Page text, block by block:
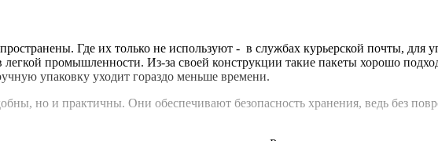
Где их только не используют - в службах курьерской почты, для
промышленности. Из-за своей конструкции такие пакеты хорошо
упаковку уходит гораздо меньше времени.
но и практичны. Они обеспечивают безопасность хранения, ведь без